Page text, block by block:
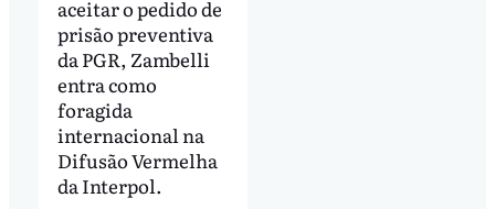
aceitar o pedido de
prisão preventiva
da PGR, Zambelli
entra como
foragida
internacional na
Difusão Vermelha
da Interpol.